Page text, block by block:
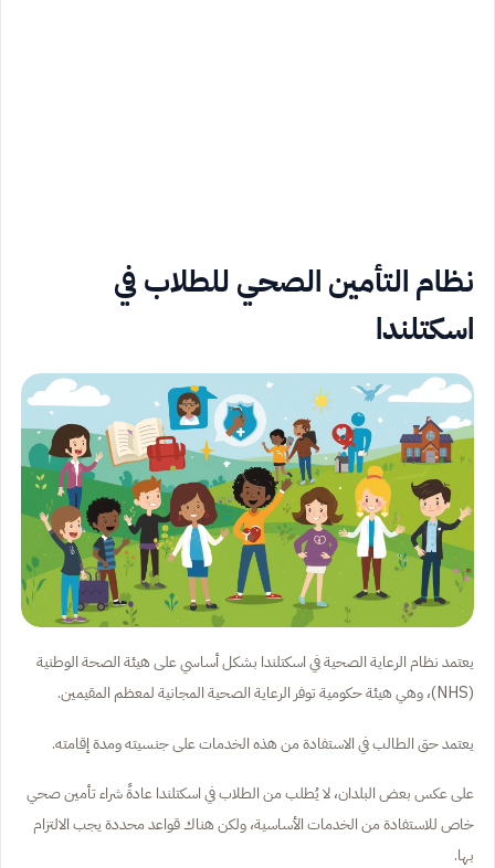
نظام التأمين الصحي للطلاب في
اسكتلندا
يعتمد نظام الرعاية الصحية في اسكتلندا بشكل أساسي على هيئة الصحة الوطنية
(NHS)، وهي هيئة حكومية توفر الرعاية الصحية المجانية لمعظم المقيمين.
يعتمد حق الطالب في الاستفادة من هذه الخدمات على جنسيته ومدة إقامته.
على عكس بعض البلدان، لا يُطلب من الطلاب في اسكتلندا عادةً شراء تأمين صحي
خاص للاستفادة من الخدمات الأساسية، ولكن هناك قواعد محددة يجب الالتزام
بها.